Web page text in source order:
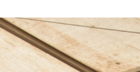
de
Jeunesse
et
budgets
participatifs,